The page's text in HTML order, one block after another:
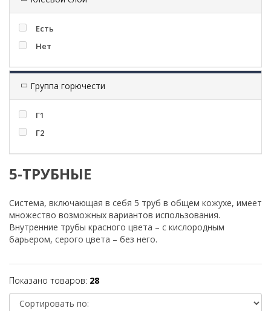
Есть
Нет
Группа горючести
Г1
Г2
5-ТРУБНЫЕ
Система, включающая в себя 5 труб в общем кожухе, имеет
множество возможных вариантов использования.
Внутренние трубы красного цвета – с кислородным
барьером, серого цвета – без него.
Показано товаров: 28